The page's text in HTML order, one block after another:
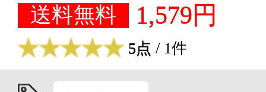
送料無料 1,579円
5点 / 1件